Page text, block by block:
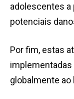
adolescentes a
potenciais
Por fim, estas
implementadas
globalmente